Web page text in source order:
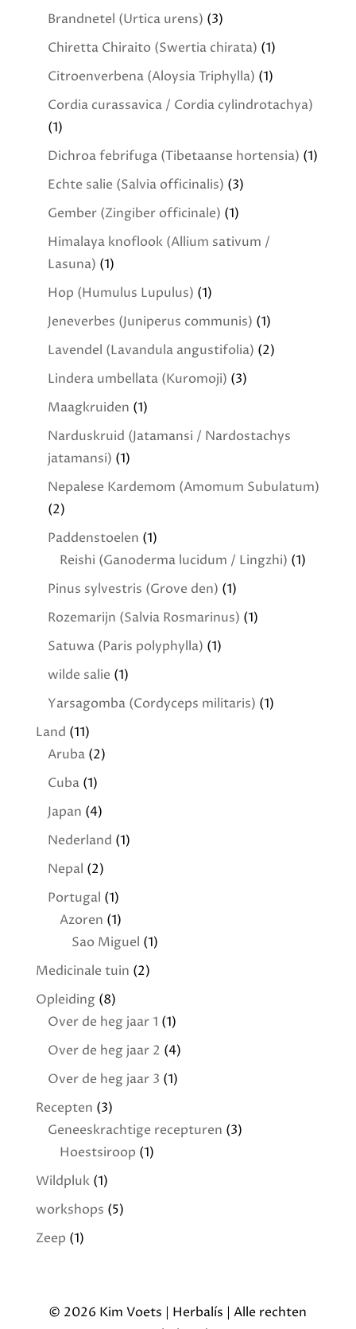
Brandnetel (Urtica urens) (3)
Chiretta Chiraito (Swertia chirata) (1)
Citroenverbena (Aloysia Triphylla) (1)
Cordia curassavica / Cordia cylindrotachya)
(1)
Dichroa febrifuga (Tibetaanse hortensia) (1)
Echte salie (Salvia officinalis) (3)
Gember (Zingiber officinale) (1)
Himalaya knoflook (Allium sativum /
Lasuna) (1)
Hop (Humulus Lupulus) (1)
Jeneverbes (Juniperus communis) (1)
Lavendel (Lavandula angustifolia) (2)
Lindera umbellata (Kuromoji) (3)
Maagkruiden (1)
Narduskruid (Jatamansi / Nardostachys
jatamansi) (1)
Nepalese Kardemom (Amomum Subulatum)
(2)
Paddenstoelen (1)
Reishi (Ganoderma lucidum / Lingzhi) (1)
Pinus sylvestris (Grove den) (1)
Rozemarijn (Salvia Rosmarinus) (1)
Satuwa (Paris polyphylla) (1)
wilde salie (1)
Yarsagomba (Cordyceps militaris) (1)
Land (11)
Aruba(2)
Cuba(1)
Japan (4)
Nederland (1)
Nepal (2)
Portugal (1)
Azoren (1)
Sao Miguel (1)
Medicinale tuin (2)
Opleiding(8)
Over de heg jaar 1 (1)
Over de heg jaar 2 (4)
Over de heg jaar 3 (1)
Recepten (3)
Geneeskrachtige recepturen (3)
Hoestsiroop (1)
Wildpluk(1)
workshops (5)
Zeep (1)
© 2026 Kim Voets | Herbalís | Alle rechten